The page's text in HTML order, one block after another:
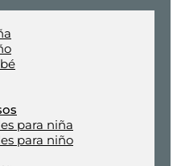
para niña
para niño